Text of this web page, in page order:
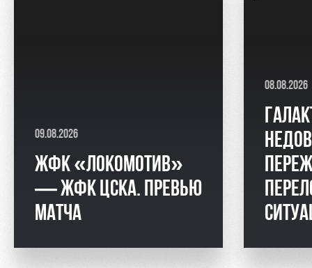
09.08.2026
ЖФК «ЛОКОМОТИВ»
— ЖФК ЦСКА. ПРЕВЬЮ
МАТЧА
08.08.2026